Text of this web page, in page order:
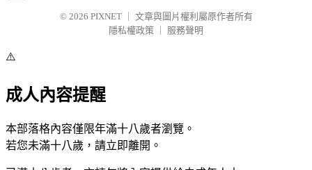
© 2026 PIXNET
文章與圖片權利屬原作者所有
隱私權政策
服務聲明
⚠️
成人內容提醒
本部落格內容僅限年滿十八歲者瀏覽。
若您未滿十八歲，請立即離開。